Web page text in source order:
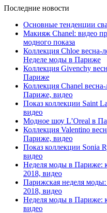
Последние новости
Основные тенденции
Макияж Chanel: видео
модного показа
Коллекция Chloe весна-
Неделе моды в Париже
Коллекция Givenchy
Париже
Коллекция Chanel
Париже, видео
Показ коллекции Saint
видео
Модное шоу L’Oreal в
Коллекция Valentino
Париже, видео
Показ коллекции Sonia
видео
Неделя моды в Париже:
2018, видео
Парижская неделя моды:
2018, видео
Неделя моды в Париже:
видео